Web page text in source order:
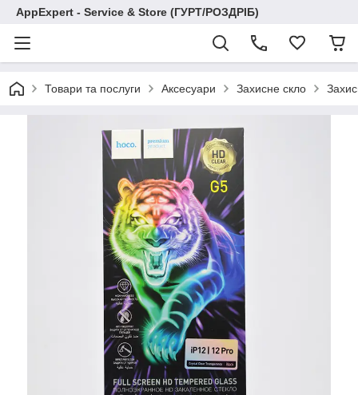
AppExpert - Service & Store (ГУРТ/РОЗДРІБ)
Товари та послуги Аксесуари Захисне скло